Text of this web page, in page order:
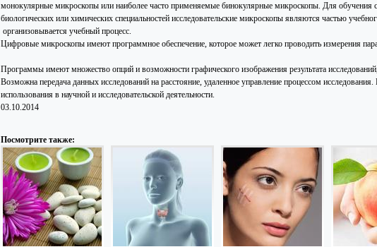
монокулярные микроскопы или наиболее часто применяемые бинокулярные микроскопы. Для обучения
биологических или химических специальностей исследовательские микроскопы являются частью
организовывается учебный процесс.
Цифровые микроскопы имеют программное обеспечение, которое может легко проводить измерения
Программы имеют множество опций и возможности графического изображения результата
Возможна передача данных исследований на расстояние, удаленное управление процессом
использования в научной и исследовательской деятельности.
03.10.2014
Посмотрите также: